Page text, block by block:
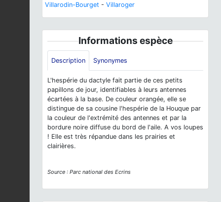
Villarodin-Bourget - Villaroger
Informations espèce
Description Synonymes
L'hespérie du dactyle fait partie de ces petits
papillons de jour, identifiables à leurs antennes
écartées à la base. De couleur orangée, elle se
distingue de sa cousine l'hespérie de la Houque par
la couleur de l'extrémité des antennes et par la
bordure noire diffuse du bord de l'aile. A vos loupes
! Elle est très répandue dans les prairies et
clairières.
Source : Parc national des Ecrins